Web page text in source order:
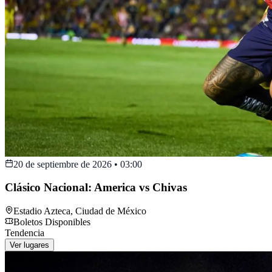
20 de septiembre de 2026 • 03:00
Clásico Nacional: America vs Chivas
Estadio Azteca, Ciudad de México
Boletos Disponibles
Tendencia
Ver lugares